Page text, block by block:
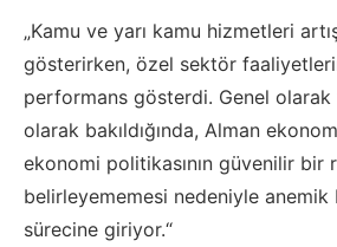
„Kamu ve yarı kamu hizmetleri
gösterirken, özel sektör
performans gösterdi. Genel
olarak bakıldığında, Alman
ekonomi politikasının güvenilir bir
belirleyememesi nedeniyle
sürecine giriyor.“